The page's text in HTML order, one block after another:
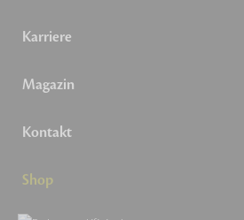
Karriere
Magazin
Kontakt
Shop